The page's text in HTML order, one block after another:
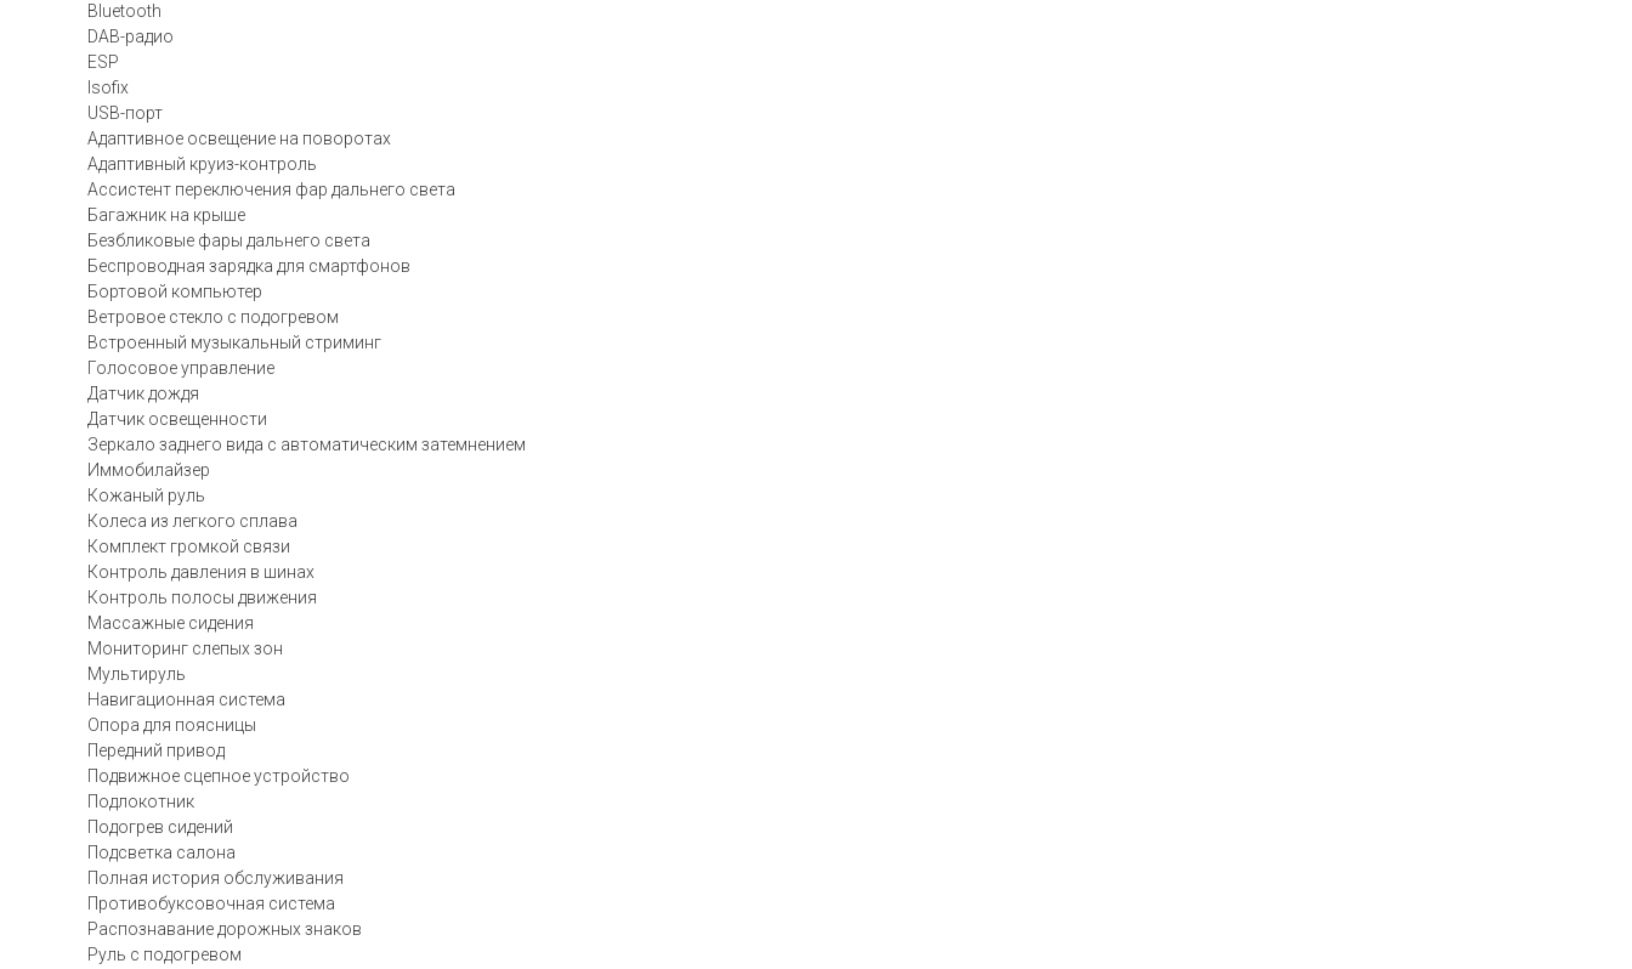
Bluetooth
DAB-радио
ESP
Isofix
USB-порт
Адаптивное освещение на поворотах
Адаптивный круиз-контроль
Ассистент переключения фар дальнего света
Багажник на крыше
Безбликовые фары дальнего света
Беспроводная зарядка для смартфонов
Бортовой компьютер
Ветровое стекло с подогревом
Встроенный музыкальный стриминг
Голосовое управление
Датчик дождя
Датчик освещенности
Зеркало заднего вида с автоматическим затемнением
Иммобилайзер
Кожаный руль
Колеса из легкого сплава
Комплект громкой связи
Контроль давления в шинах
Контроль полосы движения
Массажные сидения
Мониторинг слепых зон
Мультируль
Навигационная система
Опора для поясницы
Передний привод
Подвижное сцепное устройство
Подлокотник
Подогрев сидений
Подсветка салона
Полная история обслуживания
Противобуксовочная система
Распознавание дорожных знаков
Руль с подогревом